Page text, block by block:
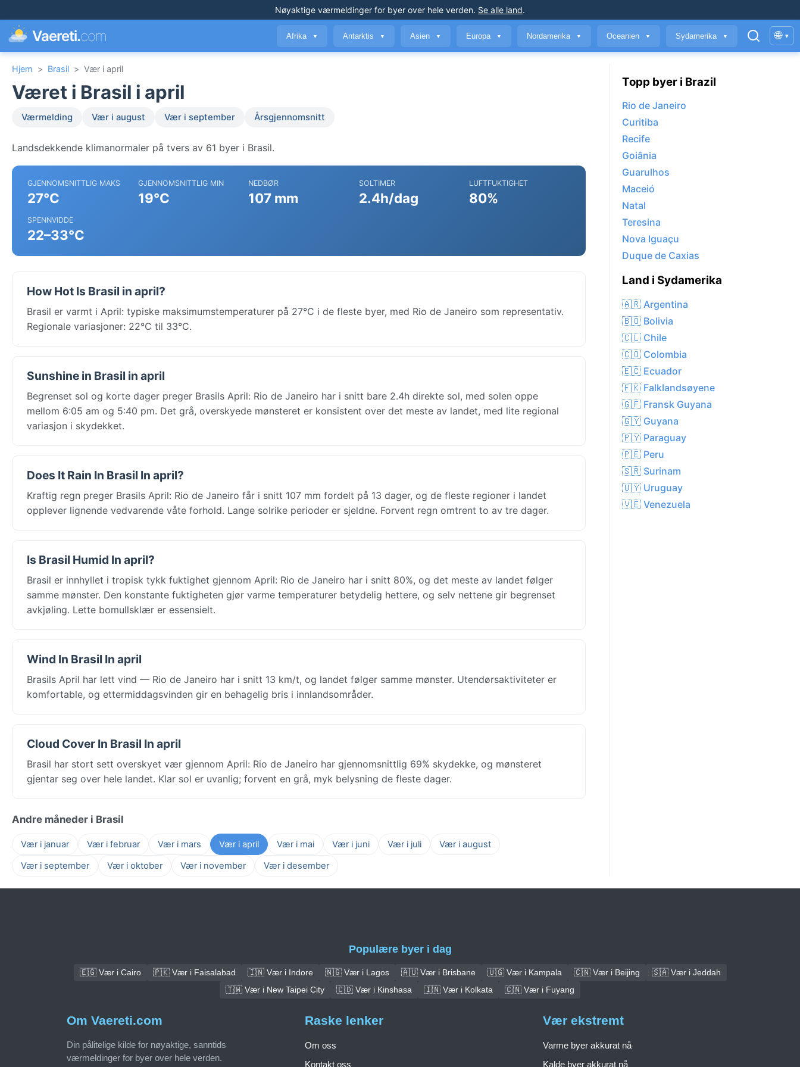
Nøyaktige værmeldinger for byer over hele verden. Se alle land.
Vaereti.com Afrika ▼ Antarktis ▼ Asien ▼ Europa ▼ Nordamerika ▼ Oceanien ▼ Sydamerika ▼ 🌐 ▾
Hjem > Brasil > Vær i april
Været i Brasil i april
Værmelding Vær i august Vær i september Årsgjennomsnitt
Landsdekkende klimanormaler på tvers av 61 byer i Brasil.
GJENNOMSNITTLIG MAKS
27°C
GJENNOMSNITTLIG MIN
19°C
NEDBØR
107 mm
SOLTIMER
2.4h/dag
LUFTFUKTIGHET
80%
SPENNVIDDE
22–33°C
How Hot Is Brasil in april?
Brasil er varmt i April: typiske maksimumstemperaturer på 27°C i de fleste byer, med Rio de Janeiro som representativ.
Regionale variasjoner: 22°C til 33°C.
Sunshine in Brasil in april
Begrenset sol og korte dager preger Brasils April: Rio de Janeiro har i snitt bare 2.4h direkte sol, med solen oppe
mellom 6:05 am og 5:40 pm. Det grå, overskyede mønsteret er konsistent over det meste av landet, med lite regional
variasjon i skydekket.
Does It Rain In Brasil In april?
Kraftig regn preger Brasils April: Rio de Janeiro får i snitt 107 mm fordelt på 13 dager, og de fleste regioner i landet
opplever lignende vedvarende våte forhold. Lange solrike perioder er sjeldne. Forvent regn omtrent to av tre dager.
Is Brasil Humid In april?
Brasil er innhyllet i tropisk tykk fuktighet gjennom April: Rio de Janeiro har i snitt 80%, og det meste av landet følger
samme mønster. Den konstante fuktigheten gjør varme temperaturer betydelig hettere, og selv nettene gir begrenset
avkjøling. Lette bomullsklær er essensielt.
Wind In Brasil In april
Brasils April har lett vind — Rio de Janeiro har i snitt 13 km/t, og landet følger samme mønster. Utendørsaktiviteter er
komfortable, og ettermiddagsvinden gir en behagelig bris i innlandsområder.
Cloud Cover In Brasil In april
Brasil har stort sett overskyet vær gjennom April: Rio de Janeiro har gjennomsnittlig 69% skydekke, og mønsteret
gjentar seg over hele landet. Klar sol er uvanlig; forvent en grå, myk belysning de fleste dager.
Andre måneder i Brasil
Vær i januar Vær i februar Vær i mars Vær i april Vær i mai Vær i juni Vær i juli
Vær i august
Vær i september
Vær i oktober Vær i november Vær i desember
Topp byer i Brazil
Rio de Janeiro
Curitiba
Recife
Goiânia
Guarulhos
Maceió
Natal
Teresina
Nova Iguaçu
Duque de Caxias
Land i Sydamerika
🇦🇷 Argentina
🇧🇴 Bolivia
🇨🇱 Chile
🇨🇴 Colombia
🇪🇨 Ecuador
🇫🇰 Falklandsøyene
🇬🇫 Fransk Guyana
🇬🇾 Guyana
🇵🇾 Paraguay
🇵🇪 Peru
🇸🇷 Surinam
🇺🇾 Uruguay
🇻🇪 Venezuela
Populære byer i dag
🇪🇬 Vær i Cairo 🇵🇰 Vær i Faisalabad 🇮🇳 Vær i Indore 🇳🇬 Vær i Lagos 🇦🇺 Vær i Brisbane 🇺🇬 Vær i Kampala 🇨🇳 Vær i Beijing
🇸🇦 Vær i Jeddah
🇹🇼 Vær i New Taipei City
🇨🇩 Vær i Kinshasa 🇮🇳 Vær i Kolkata 🇨🇳 Vær i Fuyang
Om Vaereti.com
Din pålitelige kilde for nøyaktige, sanntids
værmeldinger for byer over hele verden.
Raske lenker
Om oss
Kontakt oss
Vær ekstremt
Varme byer akkurat nå
Kalde byer akkurat nå